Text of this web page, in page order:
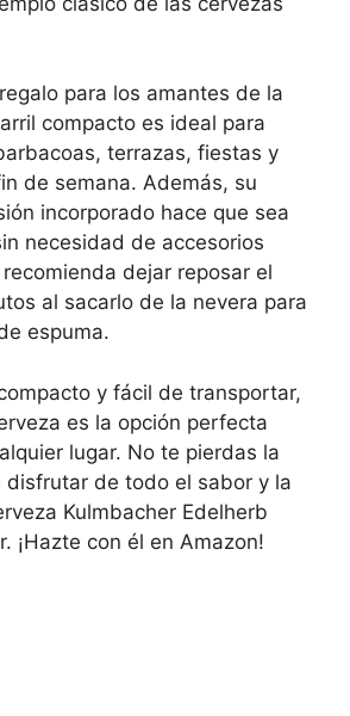
para los amantes de la
compacto es ideal para
terrazas, fiestas y
de semana. Además, su
incorporado hace que sea
necesidad de accesorios
dejar reposar el
al sacarlo de la nevera para
espuma.
y fácil de transportar,
es la opción perfecta
lugar. No te pierdas la
de todo el sabor y la
Kulmbacher Edelherb
¡Hazte con él en Amazon!